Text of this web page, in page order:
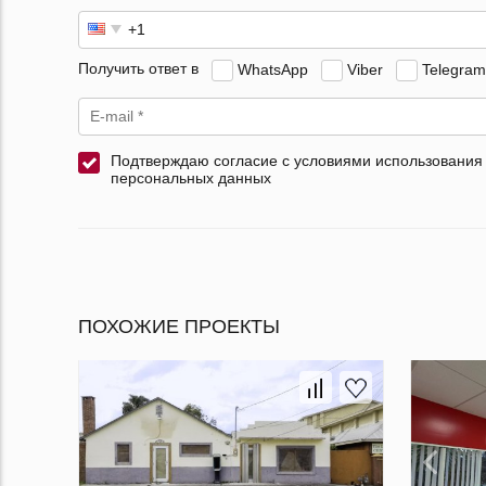
Получить ответ в WhatsApp Viber Telegram
Подтверждаю согласие с условиями использования
персональных данных
ПОХОЖИЕ ПРОЕКТЫ